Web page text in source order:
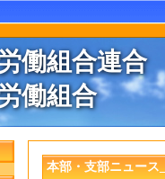
働組合連合
働組合
本部・支部ニュース